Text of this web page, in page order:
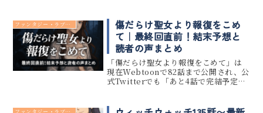
た。『――――』は、表層だけをなぞれ
ば、いわゆる“ざまぁ系ファンタジー”...
ファンタジー・ラブコメ
傷だらけ聖女より報復をこめ
て｜最終回直前！結末予想と
読者の声まとめ
「傷だらけ聖女より報復をこめて」は
現在Webtoonで82話まで公開され、公
式Twitterでも「あと4話で完結予定」
け聖女より報復をこめて 最終回目前 結